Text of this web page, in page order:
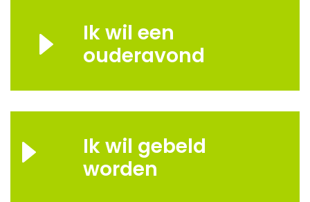
Ik wil een
ouderavond
Ik wil gebeld
worden